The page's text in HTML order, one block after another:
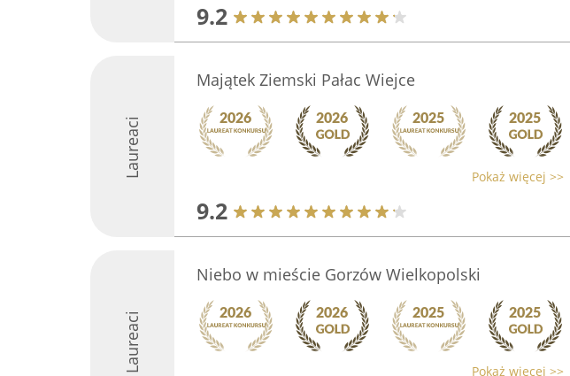
9.2
Laureaci
Majątek Ziemski Pałac Wiejce
Pokaż więcej >>
9.2
Laureaci
Niebo w mieście Gorzów Wielkopolski
Pokaż więcej >>